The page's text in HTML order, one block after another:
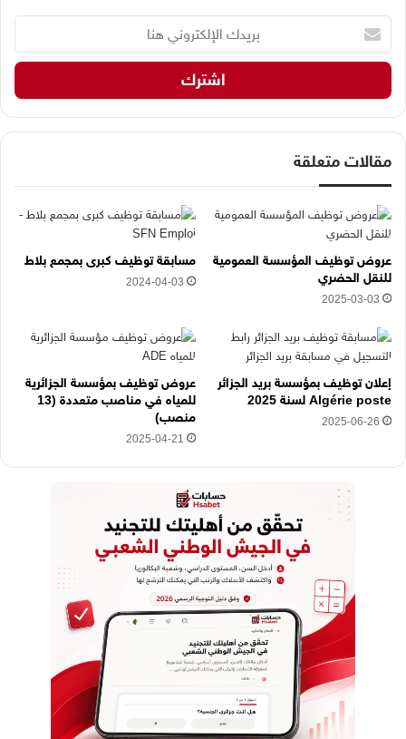
ي
ك
ا
إ
ت
ر
ن
ي
ن
ا
مقالات متعلقة
عروض توظيف المؤسسة العمومية
للنقل الحضري
2025-03-03
مسابقة توظيف كبرى بمجمع بلاط
2024-04-03
إعلان توظيف بمؤسسة بريد الجزائر
Algérie poste لسنة 2025
2025-06-26
عروض توظيف بمؤسسة الجزائرية
للمياه في مناصب متعددة (13
منصب)
2025-04-21